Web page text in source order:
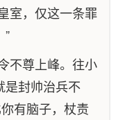
室，仅这一条罪
不尊上峰。往小
是封帅治兵不
有脑子，杖责